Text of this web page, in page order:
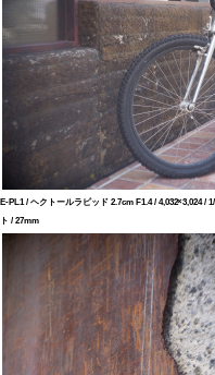
E-PL1 / ヘクトールラピッド 2.7cm F1.4 / 4,032×3,024 /
ト / 27mm